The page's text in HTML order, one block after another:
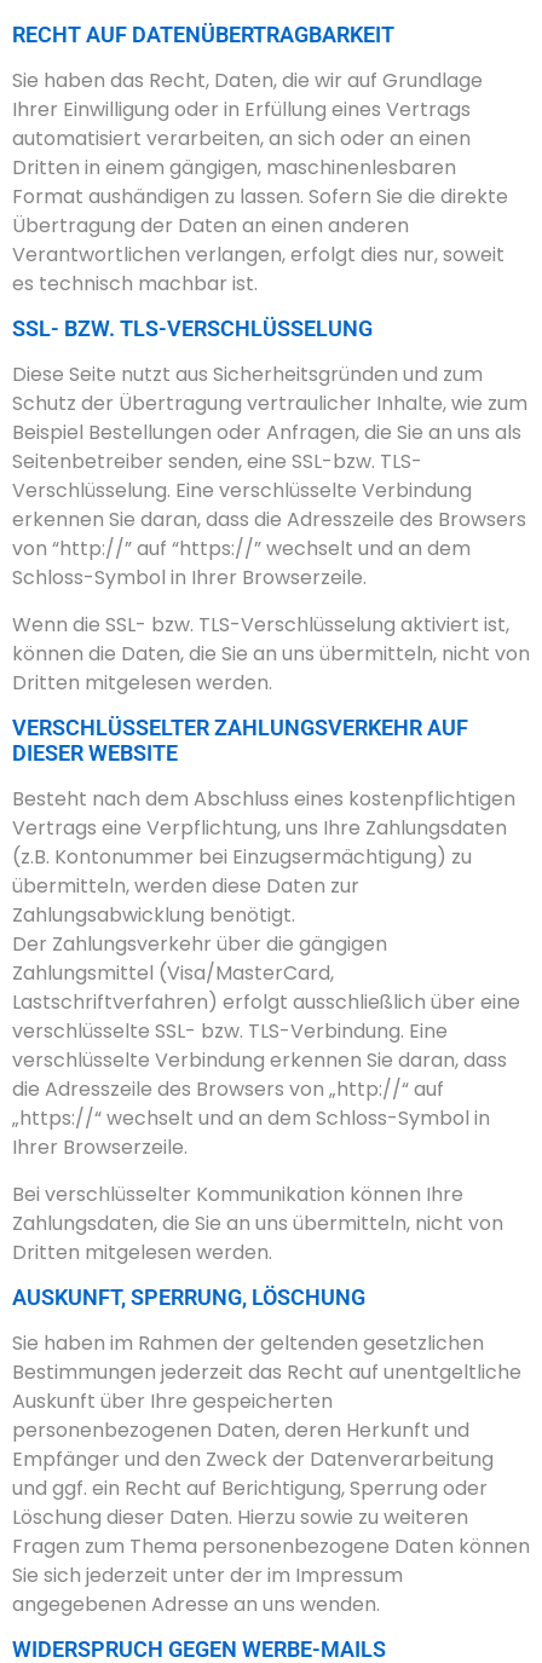
RECHT AUF DATENÜBERTRAGBARKEIT
Sie haben das Recht, Daten, die wir auf Grundlage
Ihrer Einwilligung oder in Erfüllung eines Vertrags
automatisiert verarbeiten, an sich oder an einen
Dritten in einem gängigen, maschinenlesbaren
Format aushändigen zu lassen. Sofern Sie die direkte
Übertragung der Daten an einen anderen
Verantwortlichen verlangen, erfolgt dies nur, soweit
es technisch machbar ist.
SSL- BZW. TLS-VERSCHLÜSSELUNG
Diese Seite nutzt aus Sicherheitsgründen und zum
Schutz der Übertragung vertraulicher Inhalte, wie zum
Beispiel Bestellungen oder Anfragen, die Sie an uns als
Seitenbetreiber senden, eine SSL-bzw. TLS-
Verschlüsselung. Eine verschlüsselte Verbindung
erkennen Sie daran, dass die Adresszeile des Browsers
von “http://” auf “https://” wechselt und an dem
Schloss-Symbol in Ihrer Browserzeile.
Wenn die SSL- bzw. TLS-Verschlüsselung aktiviert ist,
können die Daten, die Sie an uns übermitteln, nicht von
Dritten mitgelesen werden.
VERSCHLÜSSELTER ZAHLUNGSVERKEHR AUF
DIESER WEBSITE
Besteht nach dem Abschluss eines kostenpflichtigen
Vertrags eine Verpflichtung, uns Ihre Zahlungsdaten
(z.B. Kontonummer bei Einzugsermächtigung) zu
übermitteln, werden diese Daten zur
Zahlungsabwicklung benötigt.
Der Zahlungsverkehr über die gängigen
Zahlungsmittel (Visa/MasterCard,
Lastschriftverfahren) erfolgt ausschließlich über eine
verschlüsselte SSL- bzw. TLS-Verbindung. Eine
verschlüsselte Verbindung erkennen Sie daran, dass
die Adresszeile des Browsers von „http://“ auf
„https://“ wechselt und an dem Schloss-Symbol in
Ihrer Browserzeile.
Bei verschlüsselter Kommunikation können Ihre
Zahlungsdaten, die Sie an uns übermitteln, nicht von
Dritten mitgelesen werden.
AUSKUNFT, SPERRUNG, LÖSCHUNG
Sie haben im Rahmen der geltenden gesetzlichen
Bestimmungen jederzeit das Recht auf unentgeltliche
Auskunft über Ihre gespeicherten
personenbezogenen Daten, deren Herkunft und
Empfänger und den Zweck der Datenverarbeitung
und ggf. ein Recht auf Berichtigung, Sperrung oder
Löschung dieser Daten. Hierzu sowie zu weiteren
Fragen zum Thema personenbezogene Daten können
Sie sich jederzeit unter der im Impressum
angegebenen Adresse an uns wenden.
WIDERSPRUCH GEGEN WERBE-MAILS